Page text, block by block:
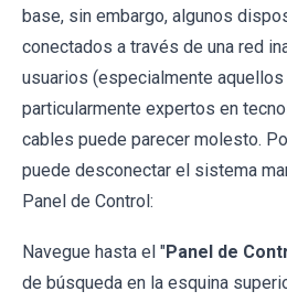
base, sin embargo, algunos
conectados a través de una red
usuarios (especialmente
particularmente expertos en
cables puede parecer molesto.
puede desconectar el sistema
Panel de Control:
Navegue hasta el "Panel de
de búsqueda en la esquina